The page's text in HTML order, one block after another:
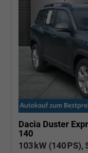
Dacia Duster
140
103 kW (140